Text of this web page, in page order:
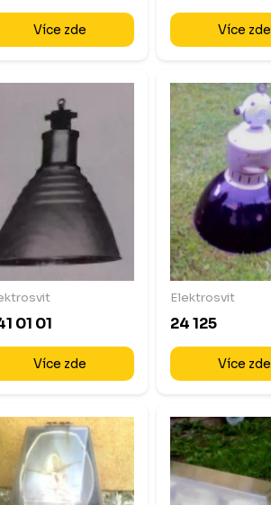
Více zde Více zde
01 01
Více zde
Elektrosvit
24 125
Více zde